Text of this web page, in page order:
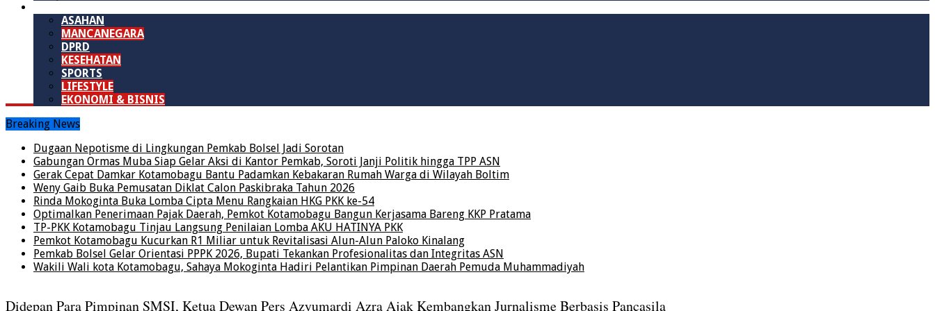
ASAHAN
MANCANEGARA
DPRD
KESEHATAN
SPORTS
LIFESTYLE
EKONOMI & BISNIS
Breaking News
Dugaan Nepotisme di Lingkungan Pemkab Bolsel Jadi Sorotan
Gabungan Ormas Muba Siap Gelar Aksi di Kantor Pemkab, Soroti Janji Politik hingga TPP ASN
Gerak Cepat Damkar Kotamobagu Bantu Padamkan Kebakaran Rumah Warga di Wilayah Boltim
Weny Gaib Buka Pemusatan Diklat Calon Paskibraka Tahun 2026
Rinda Mokoginta Buka Lomba Cipta Menu Rangkaian HKG PKK ke-54
Optimalkan Penerimaan Pajak Daerah, Pemkot Kotamobagu Bangun Kerjasama Bareng KKP Pratama
TP-PKK Kotamobagu Tinjau Langsung Penilaian Lomba AKU HATINYA PKK
Pemkot Kotamobagu Kucurkan R1 Miliar untuk Revitalisasi Alun-Alun Paloko Kinalang
Pemkab Bolsel Gelar Orientasi PPPK 2026, Bupati Tekankan Profesionalitas dan Integritas ASN
Wakili Wali kota Kotamobagu, Sahaya Mokoginta Hadiri Pelantikan Pimpinan Daerah Pemuda Muhammadiyah
Didepan Para Pimpinan SMSI, Ketua Dewan Pers Azyumardi Azra Ajak Kembangkan Jurnalisme Berbasis Pancasila